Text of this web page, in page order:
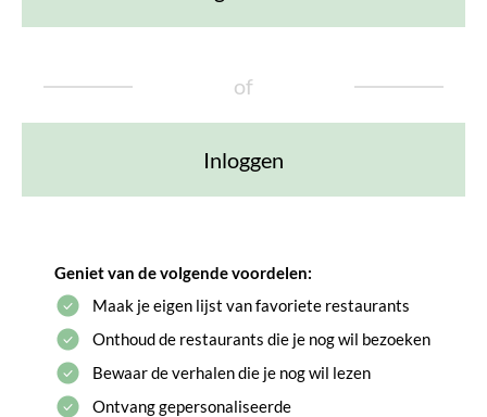
of
Inloggen
Geniet van de volgende voordelen:
Maak je eigen lijst van favoriete restaurants
Onthoud de restaurants die je nog wil bezoeken
Bewaar de verhalen die je nog wil lezen
Ontvang gepersonaliseerde